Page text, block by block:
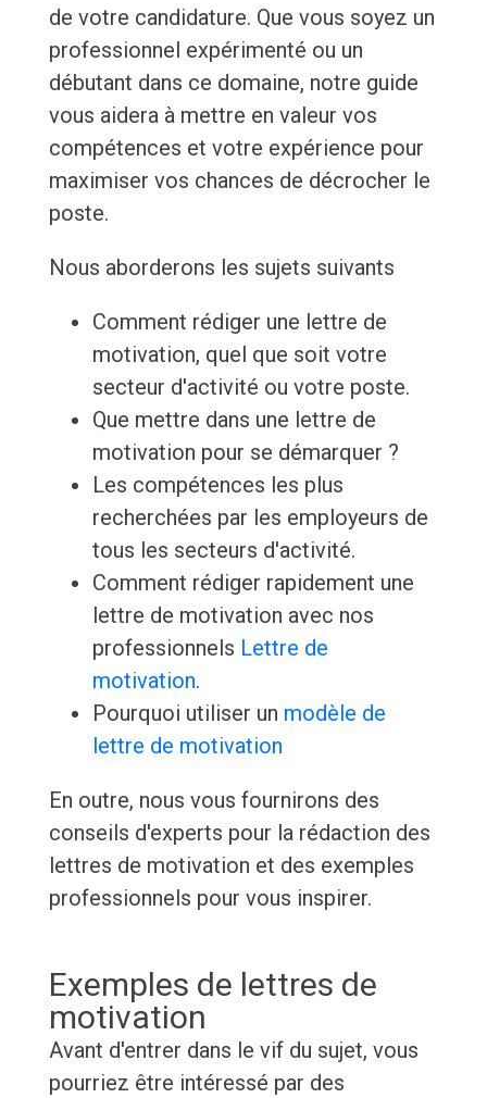
de votre candidature. Que vous soyez un
professionnel expérimenté ou un
débutant dans ce domaine, notre guide
vous aidera à mettre en valeur vos
compétences et votre expérience pour
maximiser vos chances de décrocher le
poste.
Nous aborderons les sujets suivants
Comment rédiger une lettre de
motivation, quel que soit votre
secteur d'activité ou votre poste.
Que mettre dans une lettre de
motivation pour se démarquer ?
Les compétences les plus
recherchées par les employeurs de
tous les secteurs d'activité.
Comment rédiger rapidement une
lettre de motivation avec nos
professionnels Lettre de
motivation.
Pourquoi utiliser un modèle de
lettre de motivation
En outre, nous vous fournirons des
conseils d'experts pour la rédaction des
lettres de motivation et des exemples
professionnels pour vous inspirer.
Exemples de lettres de
motivation
Avant d'entrer dans le vif du sujet, vous
pourriez être intéressé par des